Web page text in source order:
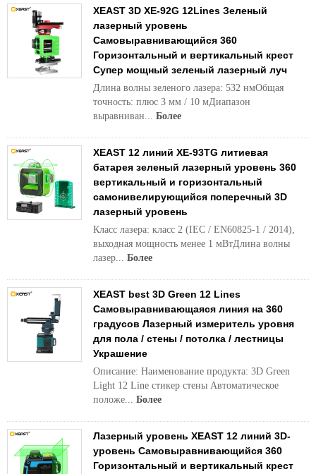
XEAST 3D XE-92G 12Lines Зеленый
лазерный уровень
Самовыравнивающийся 360
Горизонтальный и вертикальный крест
Супер мощный зеленый лазерный луч
Длина волны зеленого лазера: 532 нмОбщая
точность: плюс 3 мм / 10 мДиапазон
выравниван... Более
XEAST 12 линий XE-93TG литиевая
батарея зеленый лазерный уровень 360
вертикальный и горизонтальный
самонивелирующийся поперечный 3D
лазерный уровень
Класс лазера: класс 2 (IEC / EN60825-1 / 2014),
выходная мощность менее 1 мВтДлина волны
лазер... Более
XEAST best 3D Green 12 Lines
Самовыравнивающаяся линия на 360
градусов Лазерный измеритель уровня
для пола / стены / потолка / лестницы
Украшение
Описание: Наименование продукта: 3D Green
Light 12 Line стикер стены Автоматическое
положе... Более
Лазерный уровень XEAST 12 линий 3D-
уровень Самовыравнивающийся 360
Горизонтальный и вертикальный крест